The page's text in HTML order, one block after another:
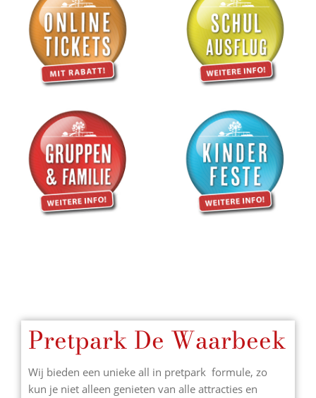
Pretpark De Waarbeek
Wij bieden een unieke all in pretpark formule, zo
kun je niet alleen genieten van alle attracties en